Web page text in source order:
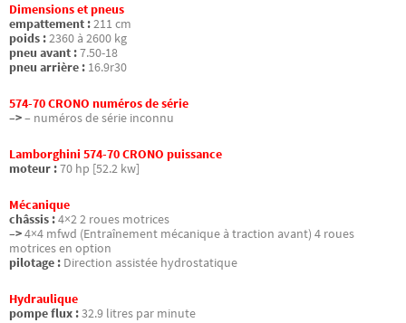
Dimensions et pneus
empattement :211 cm
poids :2360 à 2600 kg
pneu avant :7.50-18
pneu arrière : 16.9r30
574-70 CRONO numéros de série
–>– numéros de série inconnu
Lamborghini 574-70 CRONO puissance
moteur :70 hp [52.2 kw]
Mécanique
châssis :4×2 2 roues motrices
–>4×4 mfwd (Entraînement mécanique à traction avant) 4 roues
motrices en option
pilotage : Direction assistée hydrostatique
Hydraulique
pompe flux :32.9 litres par minute